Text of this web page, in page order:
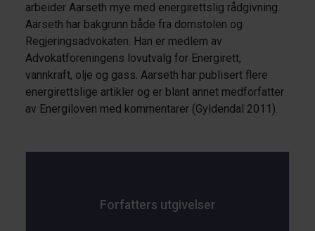
arbeider Aarseth mye med energirettslig rådgivning.
Aarseth har bakgrunn både fra domstolen og
Regjeringsadvokaten. Han er medlem av
Advokatforeningens lovutvalg for Energirett,
vannkraft, olje og gass. Aarseth har publisert flere
energirettslige artikler og er blant annet medforfatter
av Energiloven med kommentarer (Gyldendal 2011).
Forfatters utgivelser